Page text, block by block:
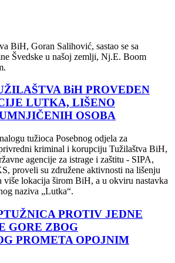
BiH, Goran Salihović, sastao se sa
Švedske u našoj zemlji, Nj.E. Boom
BiH PROVEDEN
LUTKA, LIŠENO
OSOBA
tužioca Posebnog odjela za
kriminal i korupciju Tužilaštva BiH,
agencije za istrage i zaštitu - SIPA,
proveli su združene aktivnosti na lišenju
više lokacija širom BiH, a u okviru nastavka
naziva „Lutka“.
PROTIV JEDNE
GORE ZBOG
PROMETA OPOJNIM